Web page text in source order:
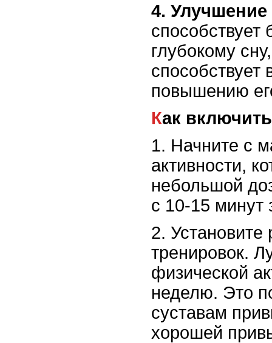
4. Улучшение
способствует
глубокому
способствует
повышению
Как
1. Начните с
активности,
небольшой
с 10-15 минут
2. Установите
тренировок.
физической
неделю. Это
суставам
хорошей